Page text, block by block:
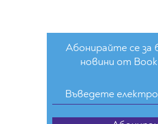
Абонирайте се за
новини от